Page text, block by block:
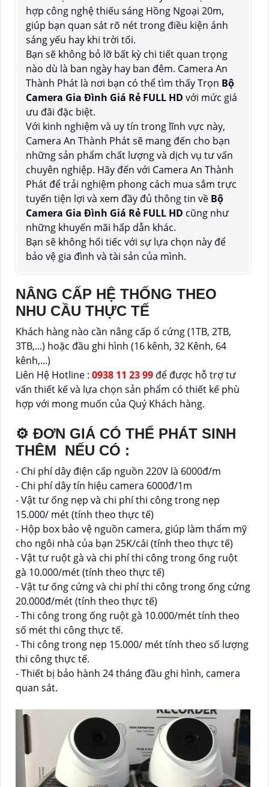
hợp công nghệ thiếu sáng Hồng Ngoại 20m,
giúp bạn quan sát rõ nét trong điều kiện ánh
sáng yếu hay khi trời tối.
Bạn sẽ không bỏ lỡ bất kỳ chi tiết quan trọng
nào dù là ban ngày hay ban đêm. Camera An
Thành Phát là nơi bạn có thể tìm thấy Trọn Bộ
Camera Gia Đình Giá Rẻ FULL HD với mức giá
ưu đãi đặc biệt.
Với kinh nghiệm và uy tín trong lĩnh vực này,
Camera An Thành Phát sẽ mang đến cho bạn
những sản phẩm chất lượng và dịch vụ tư vấn
chuyên nghiệp. Hãy đến với Camera An Thành
Phát để trải nghiệm phong cách mua sắm trực
tuyến tiện lợi và xem đầy đủ thông tin về Bộ
Camera Gia Đình Giá Rẻ FULL HD cũng như
những khuyến mãi hấp dẫn khác.
Bạn sẽ không hối tiếc với sự lựa chọn này để
bảo vệ gia đình và tài sản của mình.
NÂNG CẤP HỆ THỐNG THEO
NHU CẦU THỰC TẾ
Khách hàng nào cần nâng cấp ổ cứng (1TB, 2TB,
3TB,...) hoặc đầu ghi hình (16 kênh, 32 Kênh, 64
kênh,...)
Liên Hệ Hotline : 0938 11 23 99 để được hỗ trợ tư
vấn thiết kế và lựa chọn sản phẩm có thiết kế phù
hợp với mong muốn của Quý Khách hàng.
⚙ ĐƠN GIÁ CÓ THỂ PHÁT SINH
THÊM NẾU CÓ :
- Chi phí dây điện cấp nguồn 220V là 6000đ/m
- Chi phí dây tín hiệu camera 6000đ/1m
- Vật tư ống nẹp và chi phí thi công trong nẹp
15.000/ mét (tính theo thực tế)
- Hộp box bảo vệ nguồn camera, giúp làm thẩm mỹ
cho ngôi nhà của bạn 25K/cái (tính theo thực tế)
- Vật tư ruột gà và chi phí thi công trong ống ruột
gà 10.000/mét (tính theo thực tế)
- Vật tư ống cứng và chi phí thi công trong ống cứng
20.000đ/mét (tính theo thực tế)
- Thi công trong ống ruột gà 10.000/mét tính theo
số mét thi công thực tế.
- Thi công trong nẹp 15.000/ mét tính theo số lượng
thi công thực tế.
- Thiết bị bảo hành 24 tháng đầu ghi hình, camera
quan sát.